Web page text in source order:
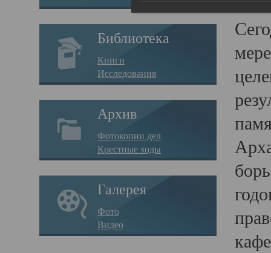
Библиотека
Книги
Исследования
Архив
Фотокопии дел
Крестные ходы
Галерея
Фото
Видео